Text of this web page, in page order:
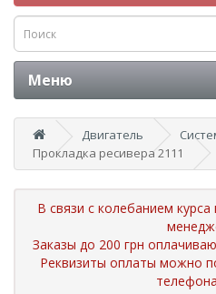
Меню
Двигатель
Прокладка ресивера 2111
В связи с колебанием
Заказы до 200 грн
Реквизиты оплаты можно